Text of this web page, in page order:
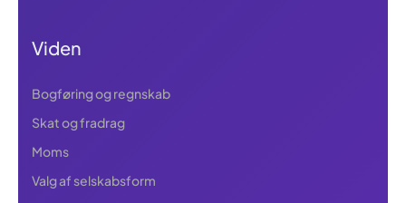
Viden
Bogføring og regnskab
Skat og fradrag
Moms
Valg af selskabsform